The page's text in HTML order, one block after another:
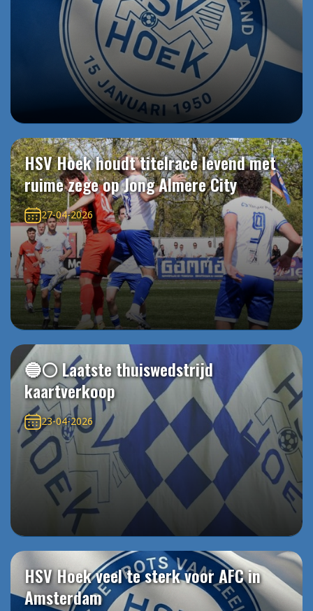
HSV Hoek houdt titelrace levend met
ruime zege op Jong Almere City
27-04-2026
🔵⚪️ Laatste thuiswedstrijd
kaartverkoop
23-04-2026
HSV Hoek veel te sterk voor AFC in
Amsterdam